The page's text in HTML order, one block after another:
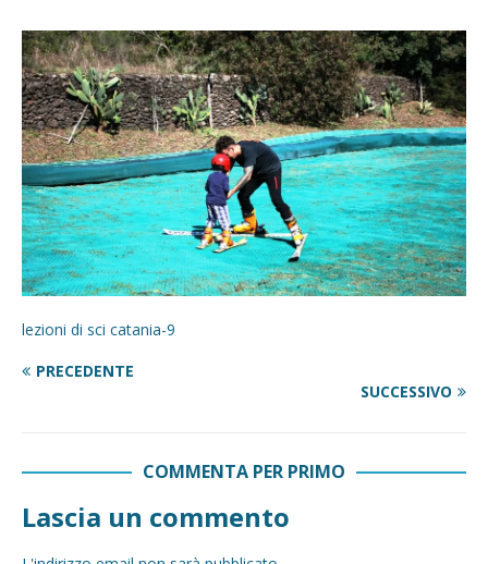
lezioni di sci catania-9
PRECEDENTE
SUCCESSIVO
COMMENTA PER PRIMO
Lascia un commento